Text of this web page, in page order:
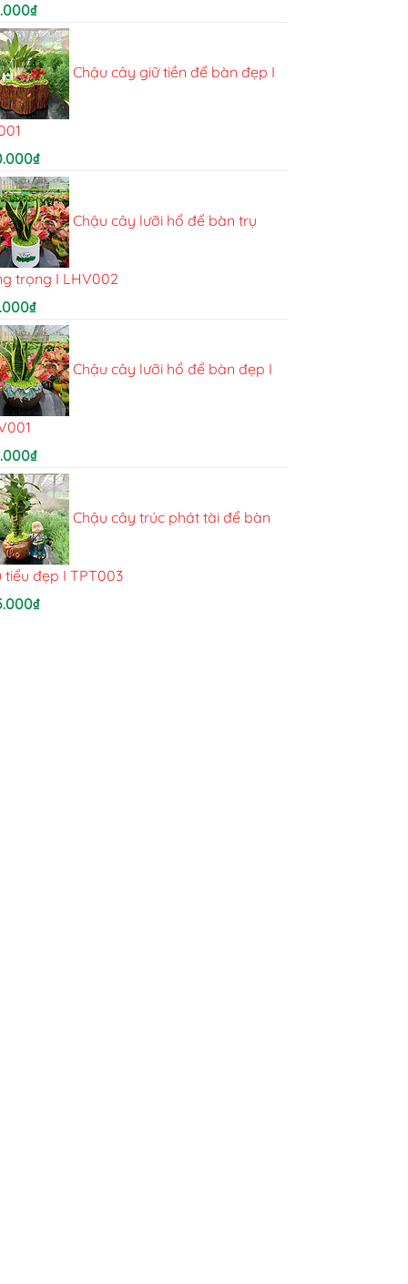
₫
Chậu cây giữ tiền để bàn đẹp I
₫
Chậu cây lưỡi hổ để bàn trụ
trọng I LHV002
₫
Chậu cây lưỡi hổ để bàn đẹp I
₫
Chậu cây trúc phát tài để bàn
tiểu đẹp I TPT003
₫